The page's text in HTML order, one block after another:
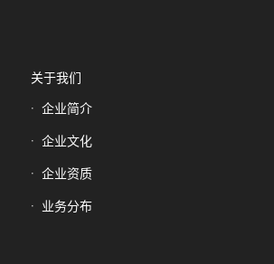
关于我们
企业简介
企业文化
企业资质
业务分布